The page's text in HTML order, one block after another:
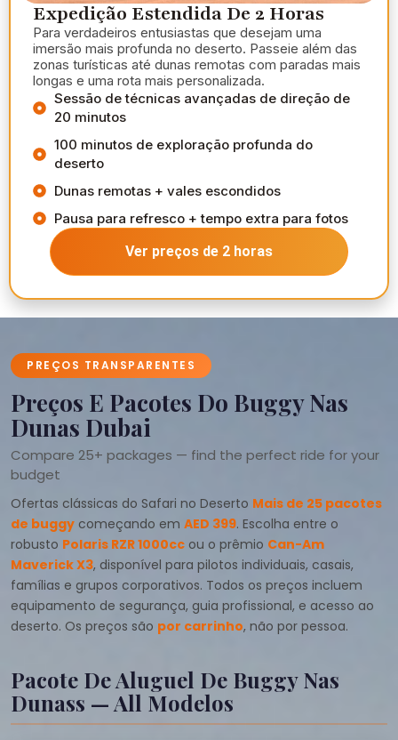
Expedição Estendida De 2 Horas
Para verdadeiros entusiastas que desejam uma
imersão mais profunda no deserto. Passeie além das
zonas turísticas até dunas remotas com paradas mais
longas e uma rota mais personalizada.
Sessão de técnicas avançadas de direção de
20 minutos
100 minutos de exploração profunda do
deserto
Dunas remotas + vales escondidos
Pausa para refresco + tempo extra para fotos
Ver preços de 2 horas
PREÇOS TRANSPARENTES
Preços E Pacotes Do Buggy Nas
Dunas Dubai
Compare 25+ packages — find the perfect ride for your
budget
Ofertas clássicas do Safari no Deserto Mais de 25 pacotes
de buggy começando em AED 399. Escolha entre o
robusto Polaris RZR 1000cc ou o prêmio Can-Am
Maverick X3, disponível para pilotos individuais, casais,
famílias e grupos corporativos. Todos os preços incluem
equipamento de segurança, guia profissional, e acesso ao
deserto. Os preços são por carrinho, não por pessoa.
Pacote De Aluguel De Buggy Nas
Dunass — All Modelos